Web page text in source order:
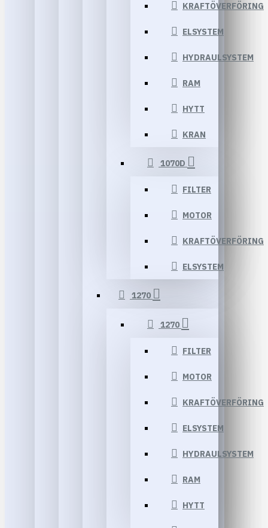
KRAFTÖVERFÖRING
ELSYSTEM
HYDRAULSYSTEM
RAM
HYTT
KRAN
1070D
FILTER
MOTOR
KRAFTÖVERFÖRING
ELSYSTEM
1270
1270
FILTER
MOTOR
KRAFTÖVERFÖRING
ELSYSTEM
HYDRAULSYSTEM
RAM
HYTT